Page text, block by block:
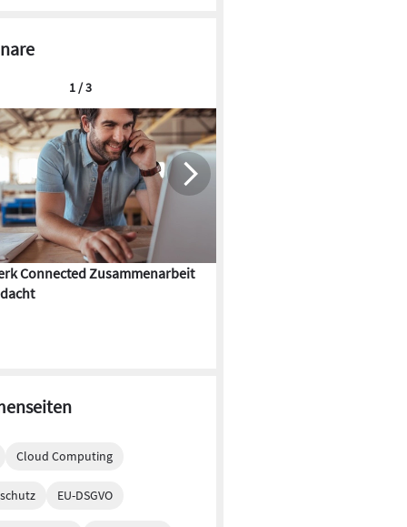
Connected Zusammenarbeit
1 / 3
Cloud Computing
EU-DSGVO